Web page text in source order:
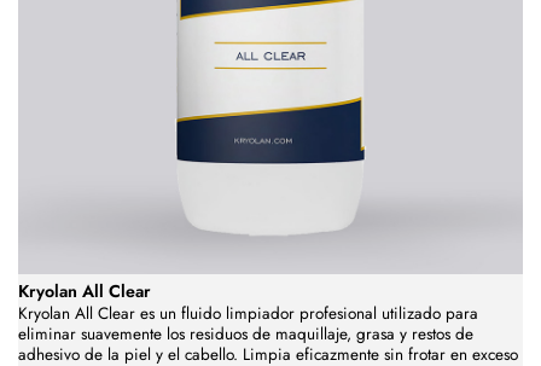
Kryolan All Clear
Kryolan All Clear es un fluido limpiador profesional utilizado para
eliminar suavemente los residuos de maquillaje, grasa y restos de
adhesivo de la piel y el cabello. Limpia eficazmente sin frotar en exceso